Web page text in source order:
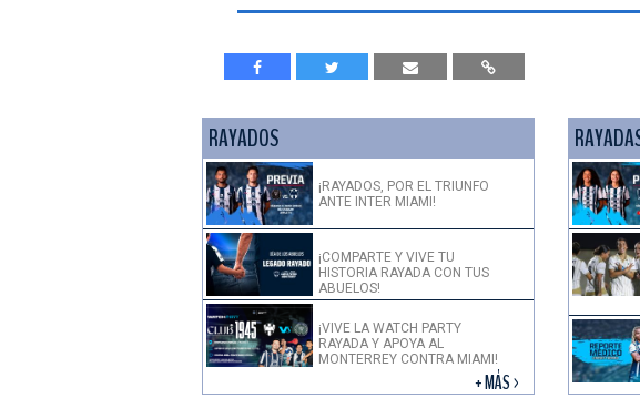
RAYADOS
¡RAYADOS, POR EL TRIUNFO
ANTE INTER MIAMI!
¡COMPARTE Y VIVE TU
HISTORIA RAYADA CON TUS
ABUELOS!
¡VIVE LA WATCH PARTY
RAYADA Y APOYA AL
MONTERREY CONTRA MIAMI!
+ MÁS >